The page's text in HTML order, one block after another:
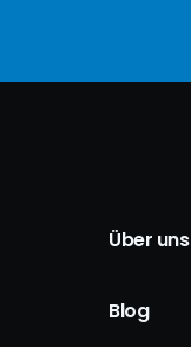
Über uns
Blog